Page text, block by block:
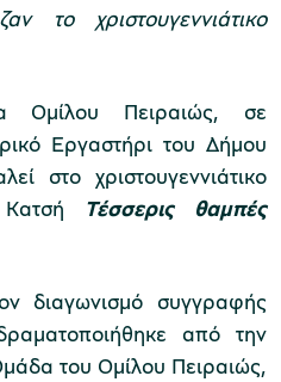
το χριστουγεννιάτικο
Ομίλου Πειραιώς, σε
Εργαστήρι του Δήμου
στo χριστουγεννιάτικο
Τέσσερις θαμπές
διαγωνισμό συγγραφής
από την
του Ομίλου Πειραιώς,